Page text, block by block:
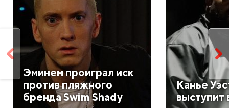
Эминем проиграл иск
против пляжного
бренда Swim Shady
Канье
выступит